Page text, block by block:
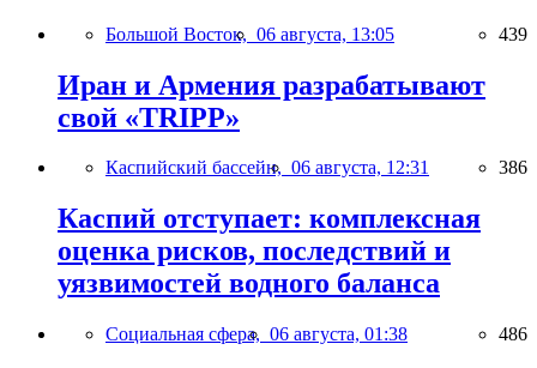
Большой Восток, 06 августа, 13:05 439
Иран и Армения разрабатывают
свой «TRIPP»
Каспийский бассейн, 06 августа, 12:31 386
Каспий отступает: комплексная
оценка рисков, последствий и
уязвимостей водного баланса
Социальная сфера, 06 августа, 01:38 486